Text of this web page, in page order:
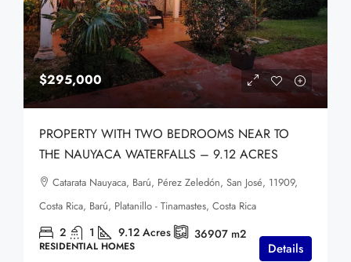
$295,000
PROPERTY WITH TWO BEDROOMS NEAR TO
THE NAUYACA WATERFALLS – 9.12 ACRES
Catarata Nauyaca, Barú, Pérez Zeledón, San José, 11909,
Costa Rica, Barú, Platanillo - Tinamastes, Costa Rica
2 1 9.12 Acres 36907 m2
RESIDENTIAL HOMES Details